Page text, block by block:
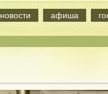
новости афиша